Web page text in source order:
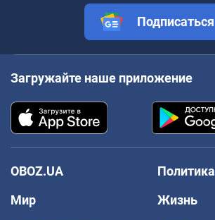
Подписаться
Загружайте наше приложение
OBOZ.UA
Политика
Мир
Жизнь